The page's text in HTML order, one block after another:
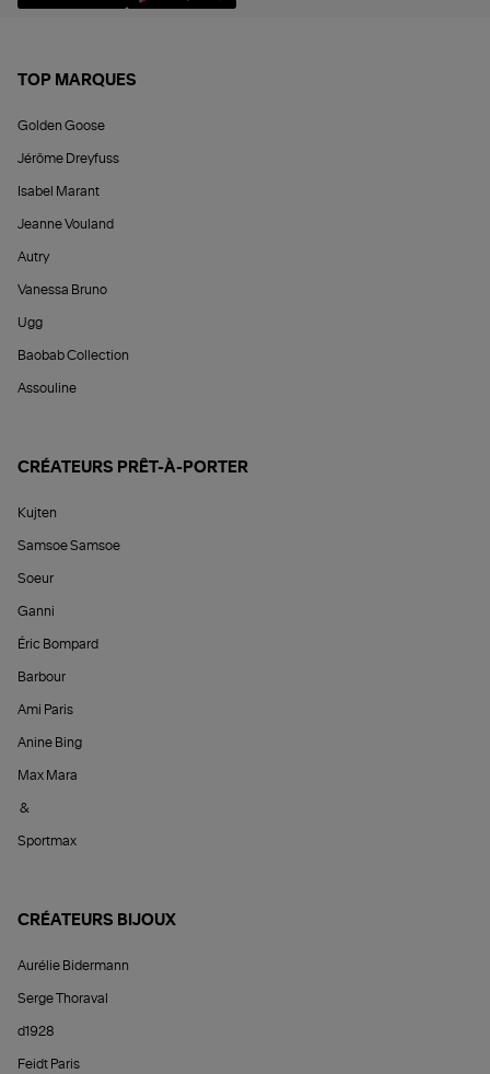
TOP MARQUES
Golden Goose
Jérôme Dreyfuss
Isabel Marant
Jeanne Vouland
Autry
Vanessa Bruno
Ugg
Baobab Collection
Assouline
CRÉATEURS PRÊT-À-PORTER
Kujten
Samsoe Samsoe
Soeur
Ganni
Éric Bompard
Barbour
Ami Paris
Anine Bing
Max Mara
&
Sportmax
CRÉATEURS BIJOUX
Aurélie Bidermann
Serge Thoraval
d1928
Feidt Paris